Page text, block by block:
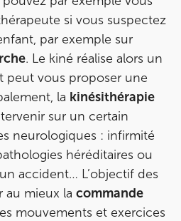
si vous suspectez
par exemple sur
. Le kiné réalise alors un
peut vous proposer une
la kinésithérapie
sur un certain
neurologiques : infirmité
héréditaires ou
accident… L’objectif des
au mieux la commande
mouvements et exercices
Bois-Colombes
Bois-Colombes
ANTONY